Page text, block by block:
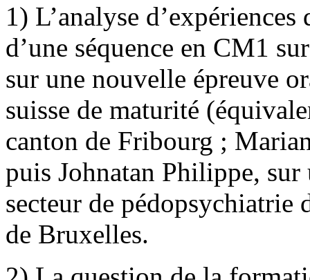
1) L’analyse
d’une séquence en CM1
sur une nouvelle épreuve
suisse de maturité
canton de Fribourg ;
puis Johnatan Philippe,
secteur de pédopsychiatrie
de Bruxelles.